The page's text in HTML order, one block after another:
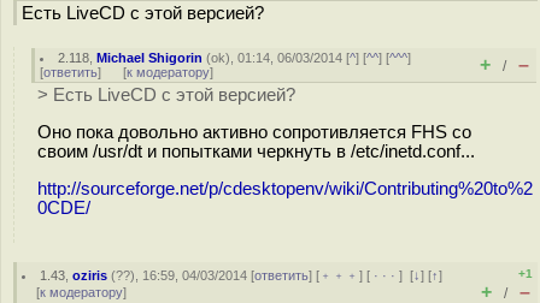
Есть LiveCD с этой версией?
2.118 ,Michael Shigorin (ok), 01:14, 06/03/2014 [^] [^^] [^^^]
[ответить] [к модератору] + / –
> Есть LiveCD с этой версией?
Оно пока довольно активно сопротивляется FHS со
своим /usr/dt и попытками черкнуть в /etc/inetd.conf...
http://sourceforge.net/p/cdesktopenv/wiki/Contributing%20to%2
0CDE/
1.43 ,oziris (??), 16:59, 04/03/2014 [ответить] [ ﹢﹢﹢] [ · · ·][↓] [↑]
[к модератору]
+1
+ / –